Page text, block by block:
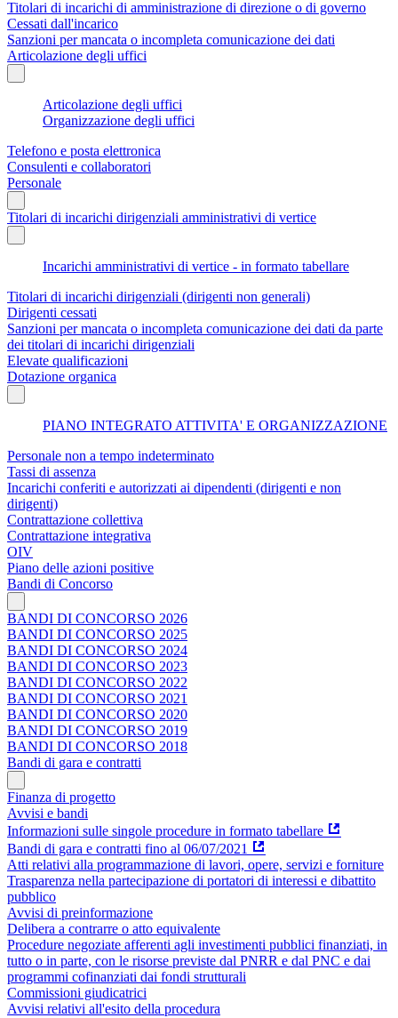
Titolari di incarichi di amministrazione di direzione o di governo
Cessati dall'incarico
Sanzioni per mancata o incompleta comunicazione dei dati
Articolazione degli uffici
Articolazione degli uffici
Organizzazione degli uffici
Telefono e posta elettronica
Consulenti e collaboratori
Personale
Titolari di incarichi dirigenziali amministrativi di vertice
Incarichi amministrativi di vertice - in formato tabellare
Titolari di incarichi dirigenziali (dirigenti non generali)
Dirigenti cessati
Sanzioni per mancata o incompleta comunicazione dei dati da parte
dei titolari di incarichi dirigenziali
Elevate qualificazioni
Dotazione organica
PIANO INTEGRATO ATTIVITA' E ORGANIZZAZIONE
Personale non a tempo indeterminato
Tassi di assenza
Incarichi conferiti e autorizzati ai dipendenti (dirigenti e non
dirigenti)
Contrattazione collettiva
Contrattazione integrativa
OIV
Piano delle azioni positive
Bandi di Concorso
BANDI DI CONCORSO 2026
BANDI DI CONCORSO 2025
BANDI DI CONCORSO 2024
BANDI DI CONCORSO 2023
BANDI DI CONCORSO 2022
BANDI DI CONCORSO 2021
BANDI DI CONCORSO 2020
BANDI DI CONCORSO 2019
BANDI DI CONCORSO 2018
Bandi di gara e contratti
Finanza di progetto
Avvisi e bandi
Informazioni sulle singole procedure in formato tabellare
Bandi di gara e contratti fino al 06/07/2021
Atti relativi alla programmazione di lavori, opere, servizi e forniture
Trasparenza nella partecipazione di portatori di interessi e dibattito
pubblico
Avvisi di preinformazione
Delibera a contrarre o atto equivalente
Procedure negoziate afferenti agli investimenti pubblici finanziati, in
tutto o in parte, con le risorse previste dal PNRR e dal PNC e dai
programmi cofinanziati dai fondi strutturali
Commissioni giudicatrici
Avvisi relativi all'esito della procedura